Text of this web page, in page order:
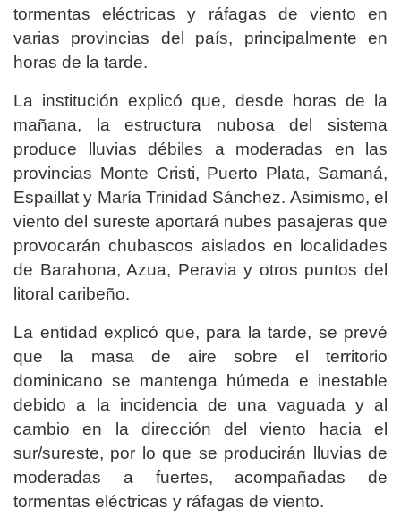
tormentas eléctricas y ráfagas de viento en
varias provincias del país, principalmente en
horas de la tarde.
La institución explicó que, desde horas de la
mañana, la estructura nubosa del sistema
produce lluvias débiles a moderadas en las
provincias Monte Cristi, Puerto Plata, Samaná,
Espaillat y María Trinidad Sánchez. Asimismo, el
viento del sureste aportará nubes pasajeras que
provocarán chubascos aislados en localidades
de Barahona, Azua, Peravia y otros puntos del
litoral caribeño.
La entidad explicó que, para la tarde, se prevé
que la masa de aire sobre el territorio
dominicano se mantenga húmeda e inestable
debido a la incidencia de una vaguada y al
cambio en la dirección del viento hacia el
sur/sureste, por lo que se producirán lluvias de
moderadas a fuertes, acompañadas de
tormentas eléctricas y ráfagas de viento.